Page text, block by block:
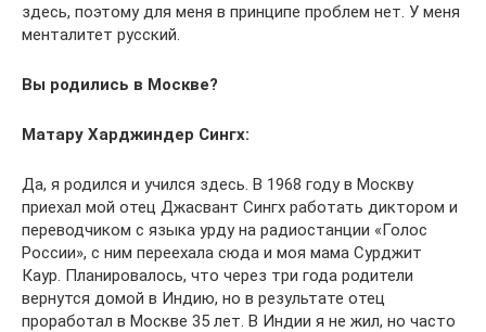
здесь, поэтому для меня в принципе проблем нет. У меня
менталитет русский.
Вы родились в Москве?
Матару Харджиндер Сингх:
Да, я родился и учился здесь. В 1968 году в Москву
приехал мой отец Джасвант Сингх работать диктором и
переводчиком с языка урду на радиостанции «Голос
России», с ним переехала сюда и моя мама Сурджит
Каур. Планировалось, что через три года родители
вернутся домой в Индию, но в результате отец
проработал в Москве 35 лет. В Индии я не жил, но часто